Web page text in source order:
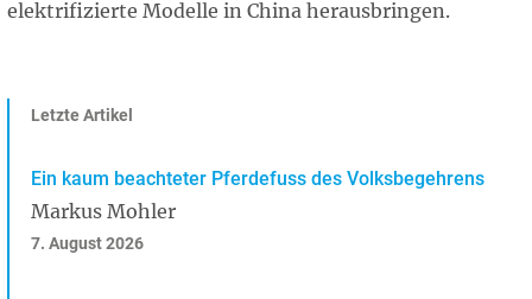
elektrifizierte Modelle in China herausbringen.
Letzte Artikel
Ein kaum beachteter Pferdefuss des Volksbegehrens
Markus Mohler
7. August 2026